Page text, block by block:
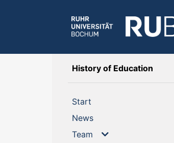
History of Education
Start
News(current)
Team